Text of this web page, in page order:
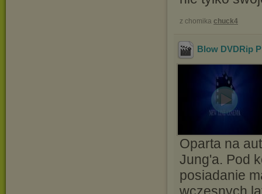
z chomika chuck4
Blow DVDRip
Oparta na
Jung'a. Pod
posiadanie